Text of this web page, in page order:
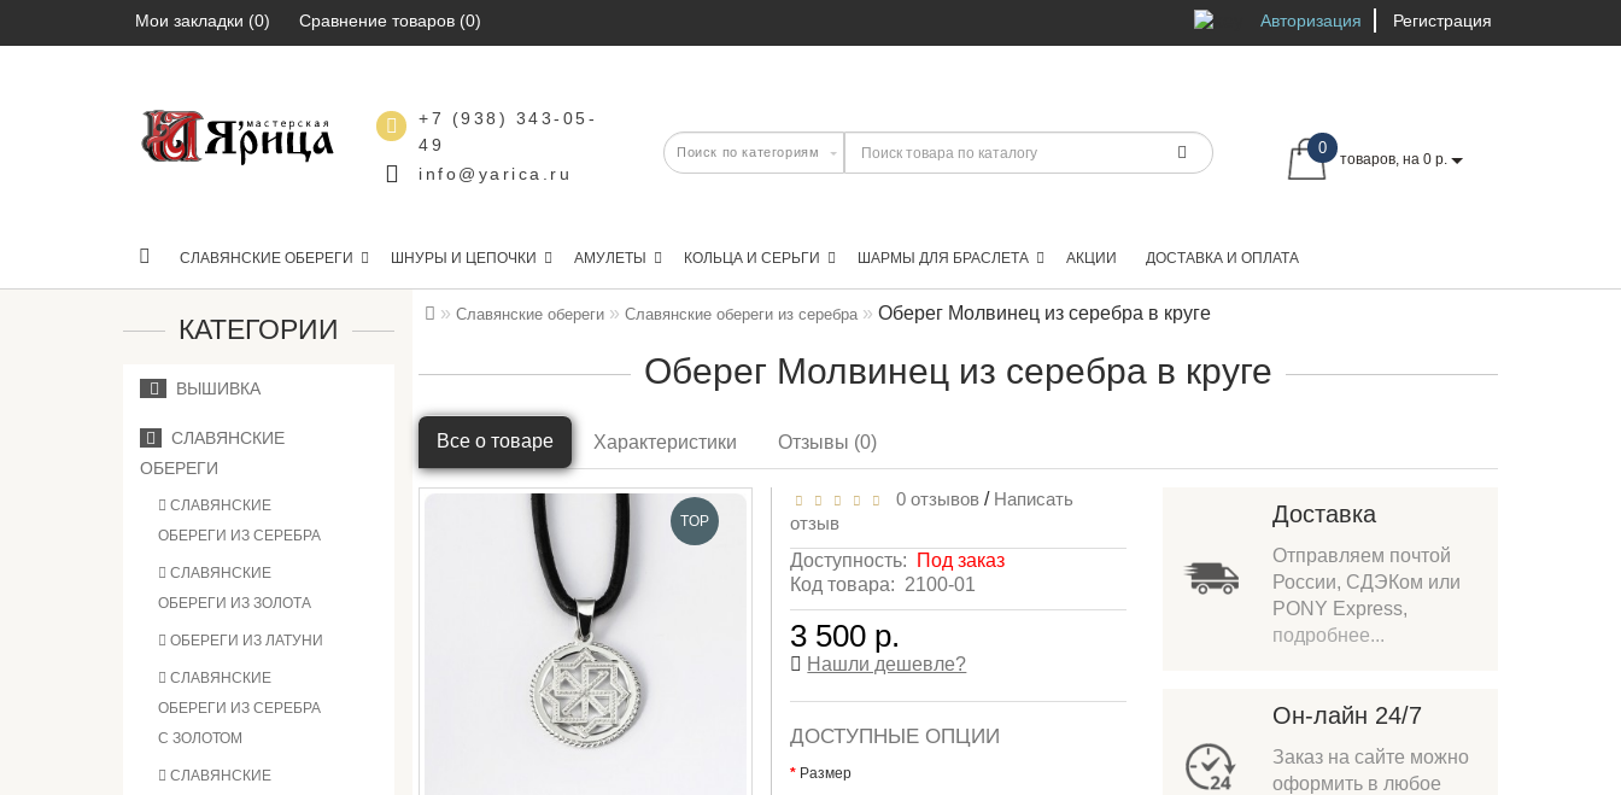
Мои закладки (0) Сравнение товаров (0) Авторизация Регистрация
+7 (938) 343-05-
49
info@yarica.ru
0
товаров, на 0 р.
СЛАВЯНСКИЕ ОБЕРЕГИ ШНУРЫ И ЦЕПОЧКИ АМУЛЕТЫ КОЛЬЦА И СЕРЬГИ ШАРМЫ ДЛЯ БРАСЛЕТА АКЦИИ ДОСТАВКА И ОПЛАТА
КАТЕГОРИИ
ВЫШИВКА
СЛАВЯНСКИЕ
ОБЕРЕГИ
СЛАВЯНСКИЕ
ОБЕРЕГИ ИЗ СЕРЕБРА
СЛАВЯНСКИЕ
ОБЕРЕГИ ИЗ ЗОЛОТА
ОБЕРЕГИ ИЗ ЛАТУНИ
СЛАВЯНСКИЕ
ОБЕРЕГИ ИЗ СЕРЕБРА
С ЗОЛОТОМ
СЛАВЯНСКИЕ
Славянские обереги Славянские обереги из серебра Оберег Молвинец из серебра в круге
Оберег Молвинец из серебра в круге
Все о товаре Характеристики Отзывы (0)
TOP
0 отзывов / Написать
отзыв
Доступность: Под заказ
Код товара: 2100-01
3 500 р.
Нашли дешевле?
ДОСТУПНЫЕ ОПЦИИ
Размер
Доставка
Отправляем почтой
России, СДЭКом или
PONY Express,
подробнее...
Он-лайн 24/7
Заказ на сайте можно
оформить в любое